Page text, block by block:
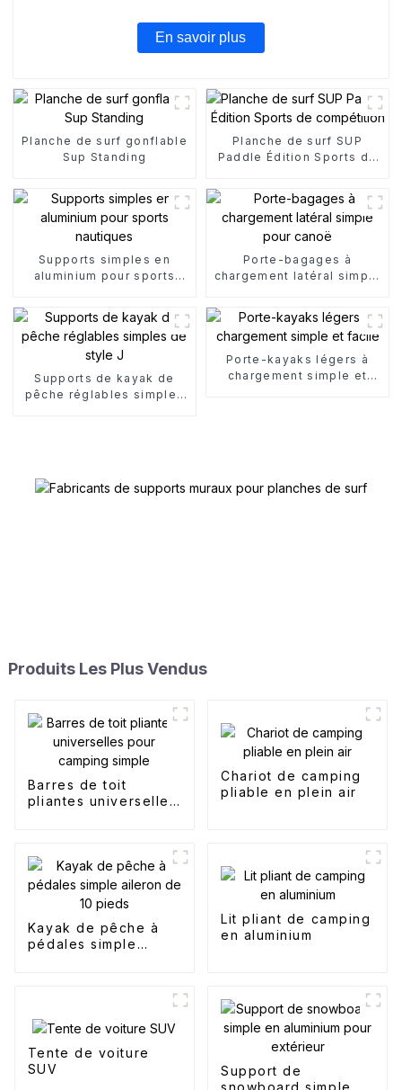
En savoir plus
Planche de surf gonflable
Sup Standing
Planche de surf SUP
Paddle Édition Sports de
Supports simples en
aluminium pour sports
Porte-bagages à
chargement latéral simple
Supports de kayak de
pêche réglables simples
Porte-kayaks légers à
chargement simple et
Produits Les Plus Vendus
Barres de toit
pliantes universelles
Chariot de camping
pliable en plein air
Kayak de pêche à
pédales simple
Lit pliant de camping
en aluminium
Tente de voiture
SUV
Support de
snowboard simple